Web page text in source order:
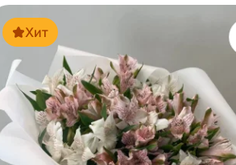
Хит